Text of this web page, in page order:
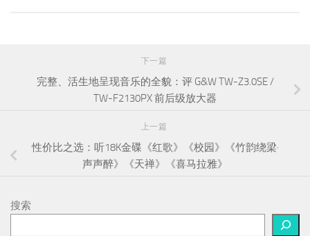
下一篇
完整、活生地呈现音乐的全貌：评 G&W TW-Z3.0SE /
TW-F2130PX 前后级放大器
上一篇
性价比之选：听18K金碟《红歌》《校园》《竹韵绕梁·
声声醉》《天禅》《喜马拉雅》
搜索